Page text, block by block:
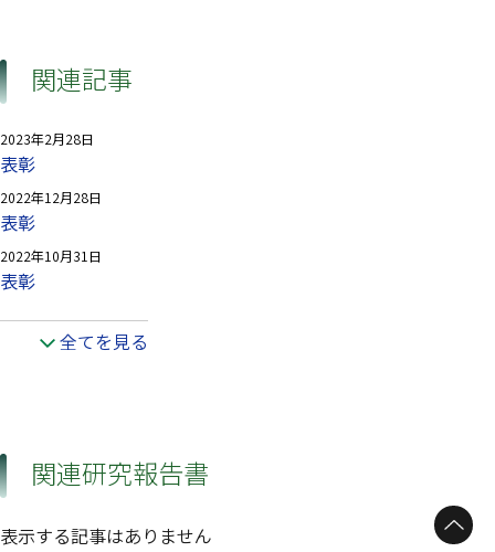
関連記事
2023年2月28日
表彰
2022年12月28日
表彰
2022年10月31日
表彰
全てを見る
関連研究報告書
表示する記事はありません